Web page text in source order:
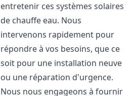
entretenir ces systèmes solaires
de chauffe eau. Nous
intervenons rapidement pour
répondre à vos besoins, que ce
soit pour une installation neuve
ou une réparation d'urgence.
Nous nous engageons à fournir